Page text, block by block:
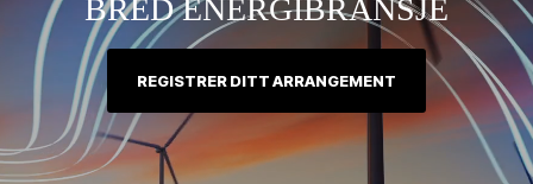
BRED ENERGIBRANSJE
REGISTRER DITT ARRANGEMENT